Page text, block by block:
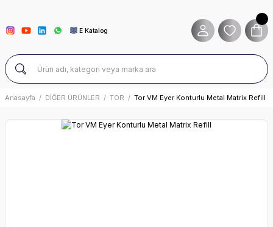
E Katalog
Anasayfa DİĞER ÜRÜNLER TOR Tor VM Eyer Konturlu Metal Matrix Refill